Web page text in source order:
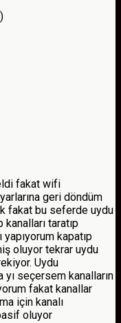
fakat wifi
geri döndüm
fakat bu seferde uydu
taratıp
yapıyorum kapatıp
oluyor tekrar uydu
Uydu
yı seçersem kanalların
fakat kanallar
için kanalı
oluyor